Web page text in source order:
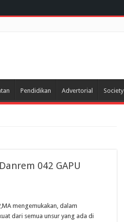
Pendidikan Advertorial Society
042 GAPU
mengemukakan, dalam
dari semua unsur yang ada di